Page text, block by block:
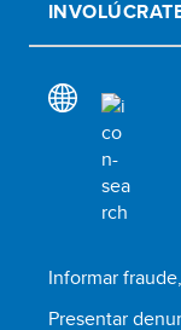
Informar
Presentar